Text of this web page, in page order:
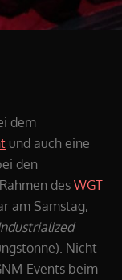
dem
und auch eine
den
desWGT
am Samstag,
Nicht
Events beim